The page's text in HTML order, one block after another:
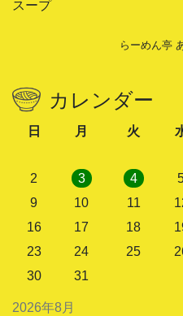
スープ
らーめん亭
カレンダー
2026年8月
日 月 火
2
3 4
9
10 11
16
17 18
23
24 25
30
31